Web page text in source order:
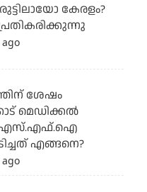
കേരളം?
ago
ശേഷം
മെഡിക്കൽ
എസ്.എഫ്.ഐ
എങ്ങനെ?
ago